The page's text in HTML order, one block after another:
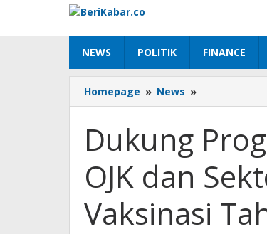
konten
NEWS POLITIK FINANCE
Homepage » News »
Program
Pemerintah,
OJK
dan
Sektor
Keuangan
Lakukan
Dukung
OJK dan
Vaksinasi